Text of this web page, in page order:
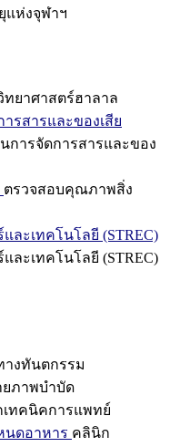
แห่งจุฬาฯ
ทยาศาสตร์ฮาลาล
รสารและของเสีย
การจัดการสารและของ
ตรวจสอบคุณภาพสิ่ง
ละเทคโนโลยี (STREC)
ละเทคโนโลยี (STREC)
างทันตกรรม
ภาพบำบัด
ทคนิคการแพทย์
นดอาหาร คลินิก